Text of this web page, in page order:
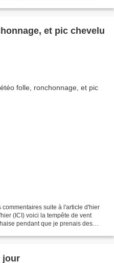
et pic chevelu
suite à l'article d'hier
(ICI) voici la tempête de vent
pendant que je prenais des
jour